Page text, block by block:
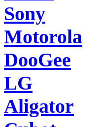
Sony
Motorola
DooGee
LG
Aligator